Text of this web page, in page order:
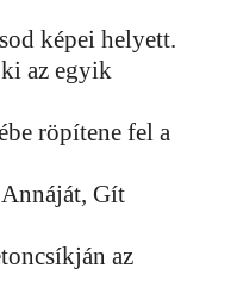
képei helyett.
az egyik
röpítene fel a
Annáját, Gít
az